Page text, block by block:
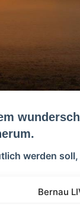
Bernau
werden
mahnende